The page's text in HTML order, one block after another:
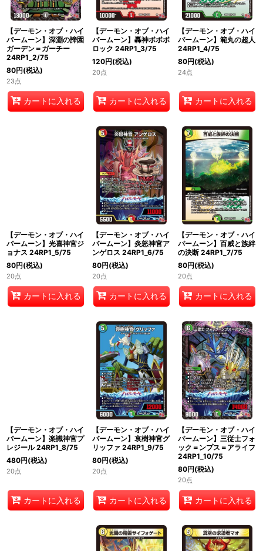
【デーモン・オブ・ハイ
パームーン】深淵の諦園
ガーデン＝ガーチー
24RP1_2/75
80円(税込)
23点
カートに入れる
【デーモン・オブ・ハイ
パームーン】轟神ボボボ
ロック 24RP1_3/75
120円(税込)
20点
カートに入れる
【デーモン・オブ・ハイ
パームーン】範丸の超人
24RP1_4/75
80円(税込)
24点
カートに入れる
【デーモン・オブ・ハイ
パームーン】光喜神官ジ
ョナス 24RP1_5/75
80円(税込)
20点
カートに入れる
【デーモン・オブ・ハイ
パームーン】炎怒神官ア
ンゲロス 24RP1_6/75
80円(税込)
20点
カートに入れる
【デーモン・オブ・ハイ
パームーン】百威と族絆
の決断 24RP1_7/75
80円(税込)
20点
カートに入れる
【デーモン・オブ・ハイ
パームーン】楽識神官プ
レジール 24RP1_8/75
480円(税込)
20点
カートに入れる
【デーモン・オブ・ハイ
パームーン】哀樹神官グ
リッファ 24RP1_9/75
80円(税込)
20点
カートに入れる
【デーモン・オブ・ハイ
パームーン】三従士フォ
ック＝ンプス＝アライフ
24RP1_10/75
80円(税込)
20点
カートに入れる